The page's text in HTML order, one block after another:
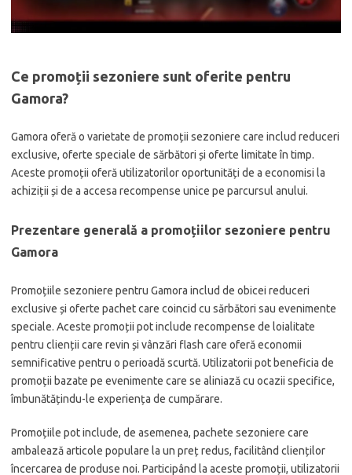
Ce promoții sezoniere sunt oferite pentru
Gamora?
Gamora oferă o varietate de promoții sezoniere care includ reduceri
exclusive, oferte speciale de sărbători și oferte limitate în timp.
Aceste promoții oferă utilizatorilor oportunități de a economisi la
achiziții și de a accesa recompense unice pe parcursul anului.
Prezentare generală a promoțiilor sezoniere pentru
Gamora
Promoțiile sezoniere pentru Gamora includ de obicei reduceri
exclusive și oferte pachet care coincid cu sărbători sau evenimente
speciale. Aceste promoții pot include recompense de loialitate
pentru clienții care revin și vânzări flash care oferă economii
semnificative pentru o perioadă scurtă. Utilizatorii pot beneficia de
promoții bazate pe evenimente care se aliniază cu ocazii specifice,
îmbunătățindu-le experiența de cumpărare.
Promoțiile pot include, de asemenea, pachete sezoniere care
ambalează articole populare la un preț redus, facilitând clienților
încercarea de produse noi. Participând la aceste promoții, utilizatorii